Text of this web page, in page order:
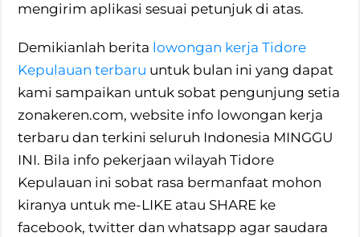
mengirim aplikasi sesuai petunjuk di atas.
Demikianlah berita lowongan kerja Tidore
Kepulauan terbaru untuk bulan ini yang dapat
kami sampaikan untuk sobat pengunjung setia
zonakeren.com, website info lowongan kerja
terbaru dan terkini seluruh Indonesia MINGGU
INI. Bila info pekerjaan wilayah Tidore
Kepulauan ini sobat rasa bermanfaat mohon
kiranya untuk me-LIKE atau SHARE ke
facebook, twitter dan whatsapp agar saudara